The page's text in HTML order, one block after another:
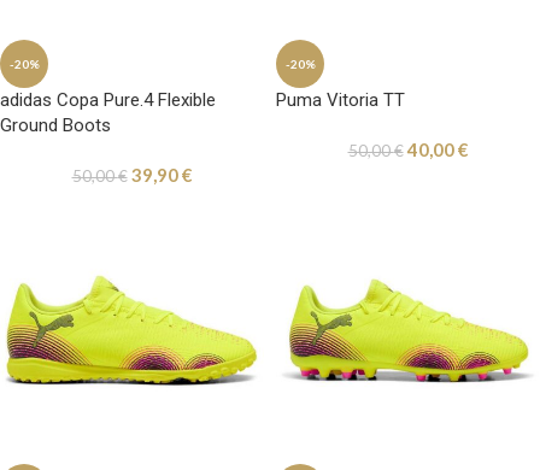
-20%
adidas Copa Pure.4 Flexible
Ground Boots
50,00€ 39,90€
-20%
Puma Vitoria TT
50,00€40,00€